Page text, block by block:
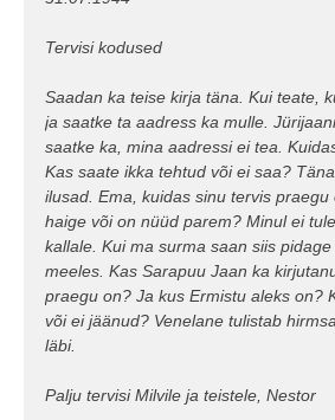
Tervisi kodused
Saadan ka teise kirja täna. Kui teate,
ja saatke ta aadress ka mulle.
saatke ka, mina aadressi ei tea.
Kas saate ikka tehtud või ei saa?
ilusad. Ema, kuidas sinu tervis praegu
haige või on nüüd parem? Minul ei
kallale. Kui ma surma saan siis
meeles. Kas Sarapuu Jaan ka
praegu on? Ja kus Ermistu aleks on?
või ei jäänud? Venelane tulistab
läbi.
Palju tervisi Milvile ja teistele, Nestor